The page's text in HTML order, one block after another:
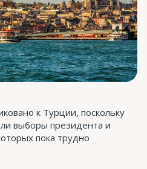
к Турции, поскольку
выборы президента и
пока трудно